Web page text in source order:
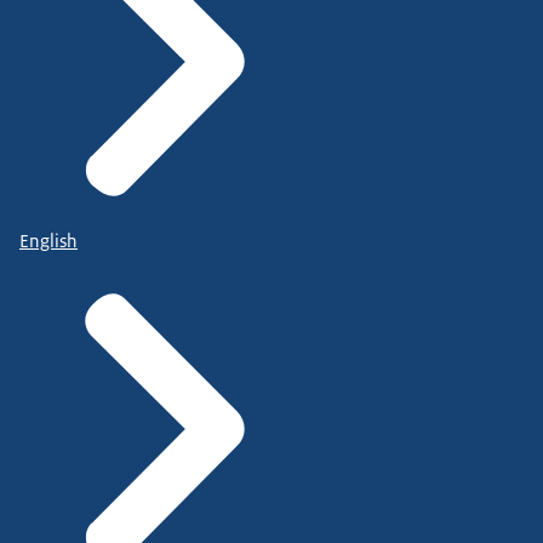
English